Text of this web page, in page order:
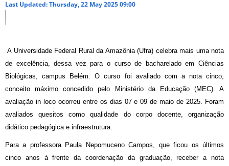
Last Updated: Thursday, 22 May 2025 09:00
A Universidade Federal Rural da Amazônia (Ufra) celebra mais uma nota
de excelência, dessa vez para o curso de bacharelado em Ciências
Biológicas, campus Belém. O curso foi avaliado com a nota cinco,
conceito máximo concedido pelo Ministério da Educação (MEC). A
avaliação in loco ocorreu entre os dias 07 e 09 de maio de 2025. Foram
avaliados quesitos como qualidade do corpo docente, organização
didático pedagógica e infraestrutura.
Para a professora Paula Nepomuceno Campos, que ficou os últimos
cinco anos à frente da coordenação da graduação, receber a nota